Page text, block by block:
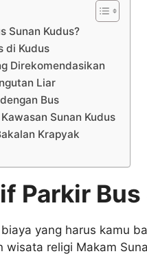
Sunan Kudus?
di Kudus
Direkomendasikan
Liar
Bus
Sunan Kudus
Krapyak
Parkir
yang harus kamu
wisata religi Makam